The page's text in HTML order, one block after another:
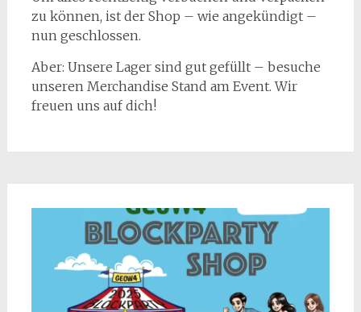
zu können, ist der Shop – wie angekündigt –
nun geschlossen.
Aber: Unsere Lager sind gut gefüllt – besuche
unseren Merchandise Stand am Event. Wir
freuen uns auf dich!